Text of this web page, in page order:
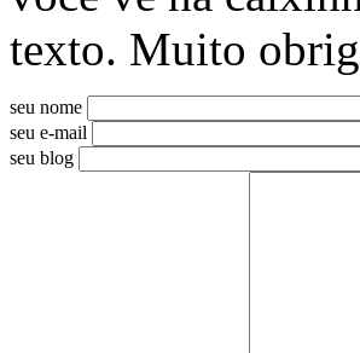
texto. Muito
seu nome
seu e-mail
seu blog